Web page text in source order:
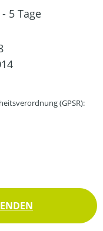
5 Tage
(GPSR):